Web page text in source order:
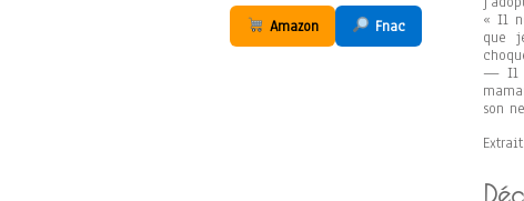
Amazon Fnac
« Il
que
— Il
son